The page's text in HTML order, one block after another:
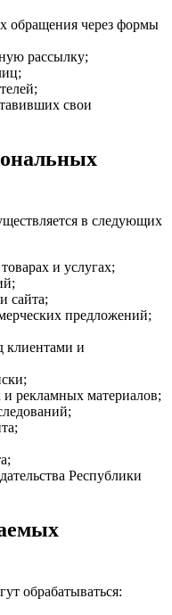
обращения через формы
рассылку;
свои
в следующих
и услугах;
сайта;
предложений;
клиентами и
рекламных материалов;
Республики
обрабатываться: